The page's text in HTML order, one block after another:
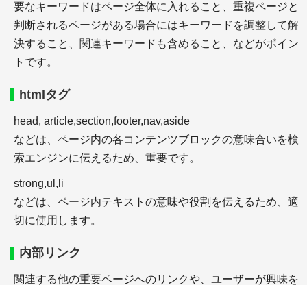
＋WEBマーケティングの施策の種類
瞬間のドメインを取得する
要なキーワードはページ全体に入れること、重複ページと
判断されるページがある場合にはキーワードを調整して解
決すること、関連キーワードも含めること、などがポイン
トです。
htmlタグ
head, article,section,footer,nav,aside
などは、ページ内の各コンテンツブロックの意味合いを検
索エンジンに伝えるため、重要です。
strong,ul,li
などは、ページ内テキストの意味や役割を伝えるため、適
切に使用します。
内部リンク
関連する他の重要ページへのリンクや、ユーザーが興味を